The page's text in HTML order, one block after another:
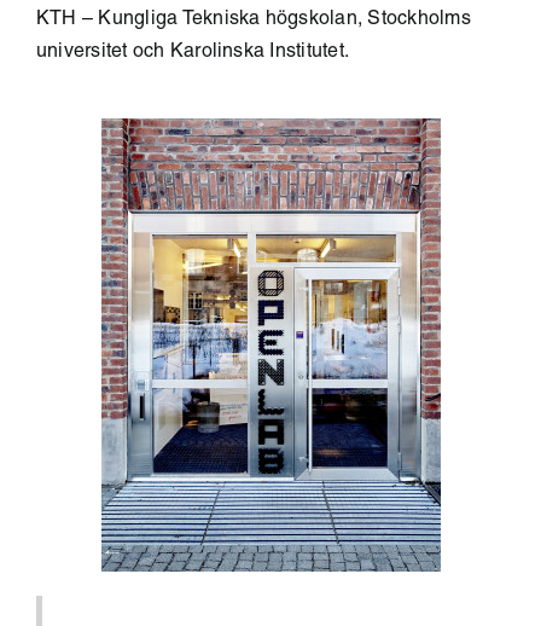
KTH – Kungliga Tekniska högskolan, Stockholms
universitet och Karolinska Institutet.